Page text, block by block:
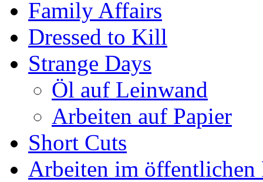
Family Affairs
Dressed to Kill
Strange Days
Öl auf Leinwand
Arbeiten auf Papier
Short Cuts
Arbeiten im öffentlichen